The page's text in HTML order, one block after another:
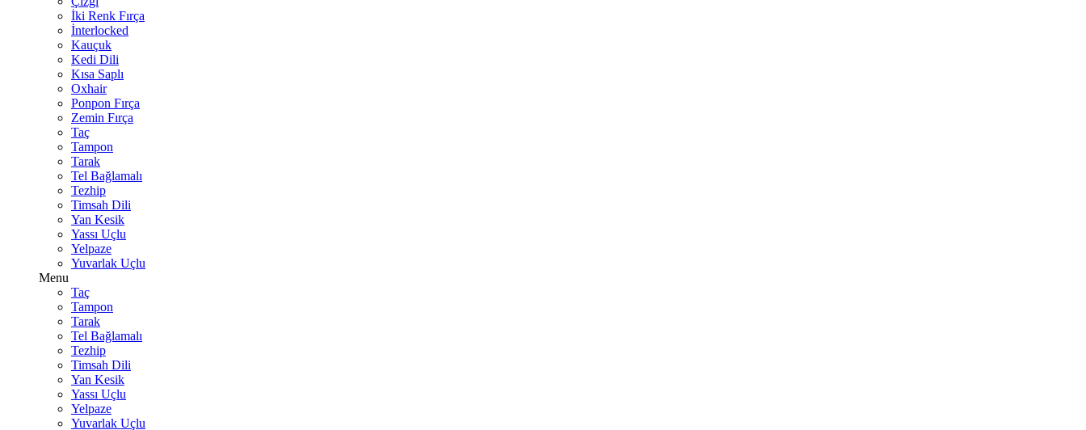
İki Renk Fırça
İnterlocked
Kauçuk
Kedi Dili
Kısa Saplı
Oxhair
Ponpon Fırça
Zemin Fırça
Taç
Tampon
Tarak
Tel Bağlamalı
Tezhip
Timsah Dili
Yan Kesik
Yassı Uçlu
Yelpaze
Yuvarlak Uçlu
Menu
Taç
Tampon
Tarak
Tel Bağlamalı
Tezhip
Timsah Dili
Yan Kesik
Yassı Uçlu
Yelpaze
Yuvarlak Uçlu